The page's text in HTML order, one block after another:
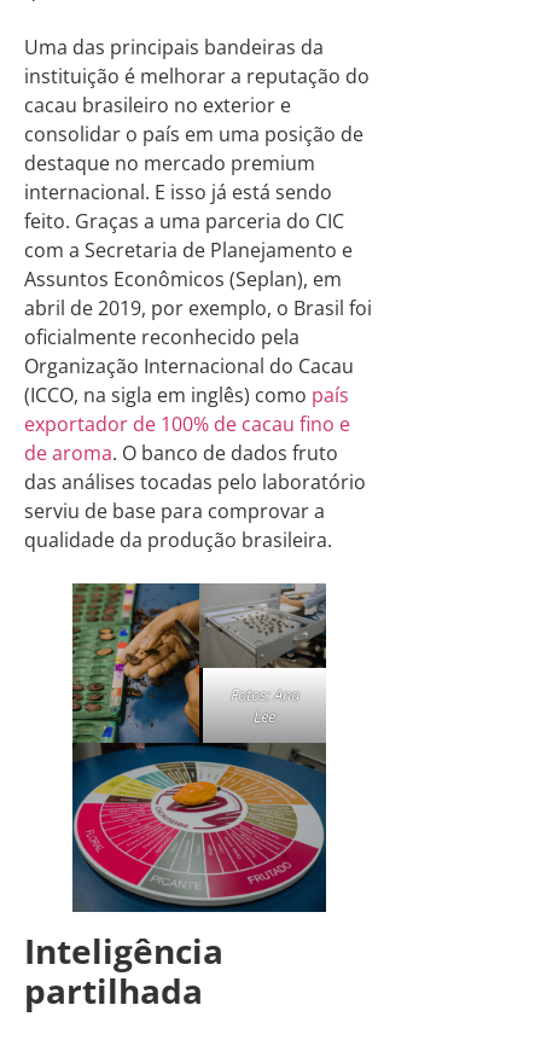
Uma das principais bandeiras da
instituição é melhorar a reputação do
cacau brasileiro no exterior e
consolidar o país em uma posição de
destaque no mercado premium
internacional. E isso já está sendo
feito. Graças a uma parceria do CIC
com a Secretaria de Planejamento e
Assuntos Econômicos (Seplan), em
abril de 2019, por exemplo, o Brasil foi
oficialmente reconhecido pela
Organização Internacional do Cacau
(ICCO, na sigla em inglês) como país
exportador de 100% de cacau fino e
de aroma. O banco de dados fruto
das análises tocadas pelo laboratório
serviu de base para comprovar a
qualidade da produção brasileira.
Fotos: Ana
Lee
Inteligência
partilhada